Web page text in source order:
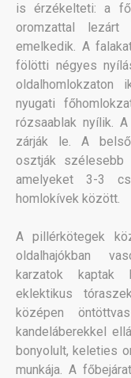
is érzékelteti: a
oromzattal
emelkedik. A
fölötti négyes
nyugati
rózsaablak nyílik.
zárják le. A
osztják szélesebb
amelyeket 3-3
homlokívek között.
A pillérkötegek
oldalhajókban
karzatok kaptak
eklektikus
középen
kandeláberekkel
bonyolult, keleties
munkája. A